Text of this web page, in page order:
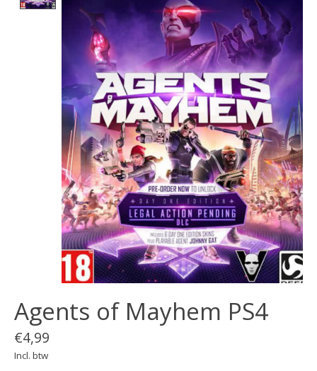
Agents of Mayhem PS4
€4,99
Incl. btw